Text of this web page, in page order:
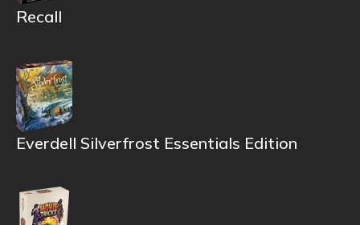
Recall
Everdell Silverfrost Essentials Edition